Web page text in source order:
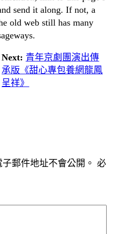
send it along. If not, a
old web still has many
Next: 青年京劇團演出傳
承版《甜心專包養網龍鳳
呈祥》
郵件地址不會公開。 必